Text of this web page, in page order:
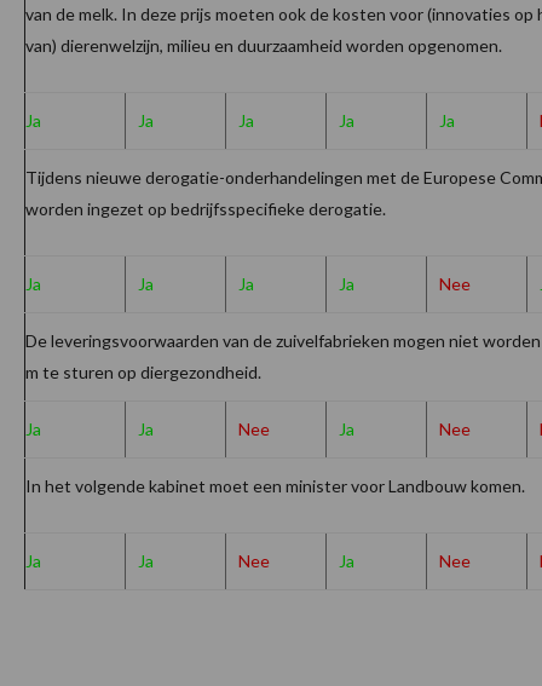
van de melk. In deze prijs moeten ook de kosten voor (innovaties op
van) dierenwelzijn, milieu en duurzaamheid worden opgenomen.
Ja Ja Ja Ja Ja
Tijdens nieuwe derogatie-onderhandelingen met de Europese
worden ingezet op bedrijfsspecifieke derogatie.
Ja Ja Ja Ja Nee
De leveringsvoorwaarden van de zuivelfabrieken mogen niet
m te sturen op diergezondheid.
Ja Ja Nee Ja Nee
In het volgende kabinet moet een minister voor Landbouw komen.
Ja Ja Nee Ja Nee